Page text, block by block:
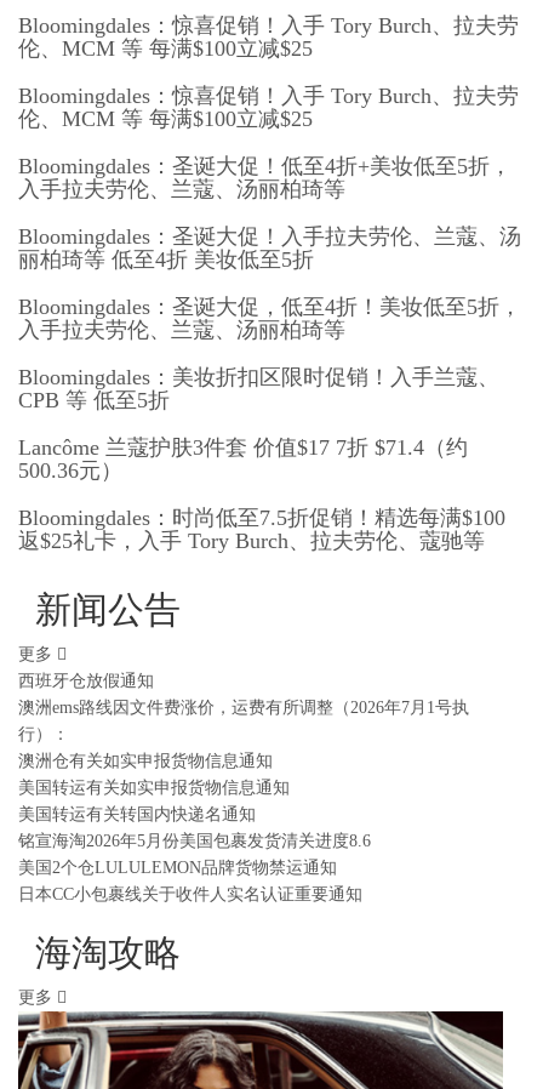
Bloomingdales：惊喜促销！入手 Tory Burch、拉夫劳
伦、MCM 等 每满$100立减$25
Bloomingdales：惊喜促销！入手 Tory Burch、拉夫劳
伦、MCM 等 每满$100立减$25
Bloomingdales：圣诞大促！低至4折+美妆低至5折，
入手拉夫劳伦、兰蔻、汤丽柏琦等
Bloomingdales：圣诞大促！入手拉夫劳伦、兰蔻、汤
丽柏琦等 低至4折 美妆低至5折
Bloomingdales：圣诞大促，低至4折！美妆低至5折，
入手拉夫劳伦、兰蔻、汤丽柏琦等
Bloomingdales：美妆折扣区限时促销！入手兰蔻、
CPB 等 低至5折
Lancôme 兰蔻护肤3件套 价值$17 7折 $71.4（约
500.36元）
Bloomingdales：时尚低至7.5折促销！精选每满$100
返$25礼卡，入手 Tory Burch、拉夫劳伦、蔻驰等
新闻公告
更多
西班牙仓放假通知
澳洲ems路线因文件费涨价，运费有所调整（2026年7月1号执
行）：
澳洲仓有关如实申报货物信息通知
美国转运有关如实申报货物信息通知
美国转运有关转国内快递名通知
铭宣海淘2026年5月份美国包裹发货清关进度8.6
美国2个仓LULULEMON品牌货物禁运通知
日本CC小包裹线关于收件人实名认证重要通知
海淘攻略
更多